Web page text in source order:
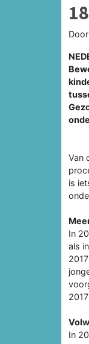
Door
Van
is
In
als
In